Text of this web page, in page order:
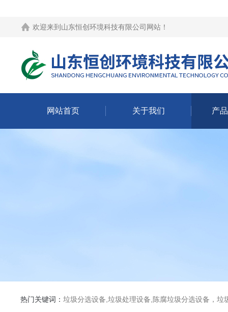
欢迎来到 山东恒创环境科技有限公司网站 ！
网站首页 关于我们 产
热门关键词： 垃圾分选设备,垃圾处理设备,陈腐垃圾分选设备，垃